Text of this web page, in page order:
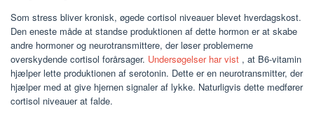
Som stress bliver kronisk, øgede cortisol niveauer blevet hverdagskost.
Den eneste måde at standse produktionen af dette hormon er at skabe
andre hormoner og neurotransmittere, der løser problemerne
overskydende cortisol forårsager. Undersøgelser har vist , at B6-vitamin
hjælper lette produktionen af serotonin. Dette er en neurotransmitter, der
hjælper med at give hjernen signaler af lykke. Naturligvis dette medfører
cortisol niveauer at falde.